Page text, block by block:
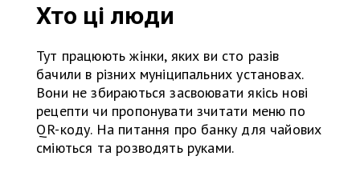
Хто ці люди
Тут працюють жінки, яких ви сто разів
бачили в різних муніципальних установах.
Вони не збираються засвоювати якісь нові
рецепти чи пропонувати зчитати меню по
QR-коду. На питання про банку для чайових
сміються та розводять руками.